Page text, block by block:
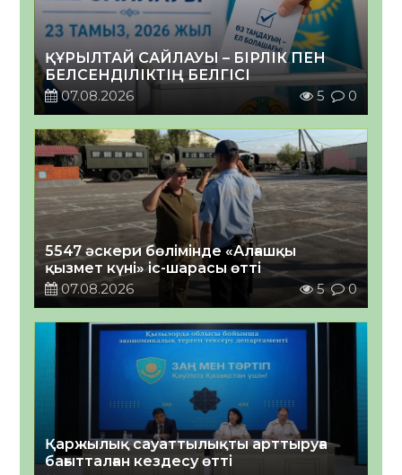
ҚҰРЫЛТАЙ САЙЛАУЫ – БІРЛІК ПЕН
БЕЛСЕНДІЛІКТІҢ БЕЛГІСІ
07.08.2026
5 0
5547 әскери бөлімінде «Алғашқы
қызмет күні» іс-шарасы өтті
07.08.2026
5 0
Қаржылық сауаттылықты арттыруға
бағытталған кездесу өтті